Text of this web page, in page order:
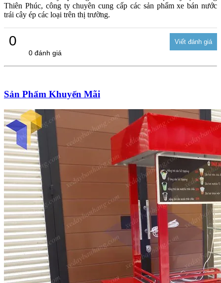
Thiên Phúc, công ty chuyên cung cấp các sản phẩm xe bán nước
trái cây ép các loại trên thị trường.
0
0 đánh giá
Sản Phẩm Khuyến Mãi